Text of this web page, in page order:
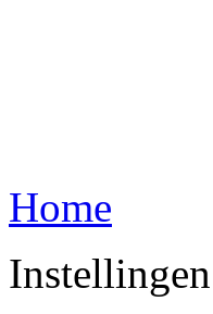
Home
Instellingen